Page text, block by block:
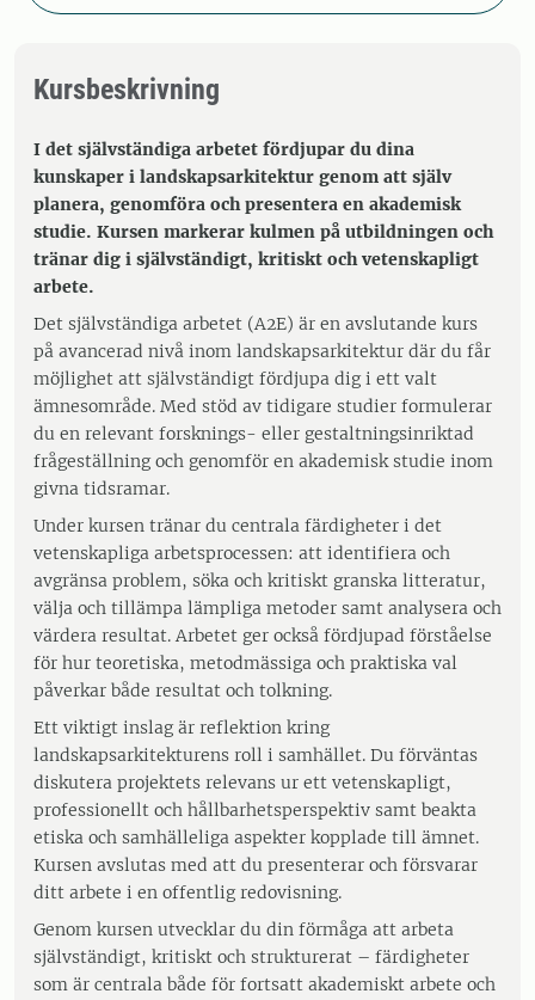
Kursbeskrivning
I det självständiga arbetet fördjupar du dina
kunskaper i landskapsarkitektur genom att själv
planera, genomföra och presentera en akademisk
studie. Kursen markerar kulmen på utbildningen och
tränar dig i självständigt, kritiskt och vetenskapligt
arbete.
Det självständiga arbetet (A2E) är en avslutande kurs
på avancerad nivå inom landskapsarkitektur där du får
möjlighet att självständigt fördjupa dig i ett valt
ämnesområde. Med stöd av tidigare studier formulerar
du en relevant forsknings- eller gestaltningsinriktad
frågeställning och genomför en akademisk studie inom
givna tidsramar.
Under kursen tränar du centrala färdigheter i det
vetenskapliga arbetsprocessen: att identifiera och
avgränsa problem, söka och kritiskt granska litteratur,
välja och tillämpa lämpliga metoder samt analysera och
värdera resultat. Arbetet ger också fördjupad förståelse
för hur teoretiska, metodmässiga och praktiska val
påverkar både resultat och tolkning.
Ett viktigt inslag är reflektion kring
landskapsarkitekturens roll i samhället. Du förväntas
diskutera projektets relevans ur ett vetenskapligt,
professionellt och hållbarhetsperspektiv samt beakta
etiska och samhälleliga aspekter kopplade till ämnet.
Kursen avslutas med att du presenterar och försvarar
ditt arbete i en offentlig redovisning.
Genom kursen utvecklar du din förmåga att arbeta
självständigt, kritiskt och strukturerat – färdigheter
som är centrala både för fortsatt akademiskt arbete och